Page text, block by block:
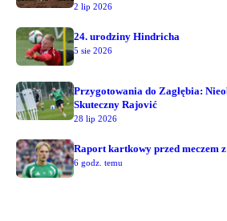
2 lip 2026
24. urodziny Hindricha
5 sie 2026
Przygotowania do Zagłębia:
Skuteczny Rajović
28 lip 2026
Raport kartkowy przed meczem
6 godz. temu